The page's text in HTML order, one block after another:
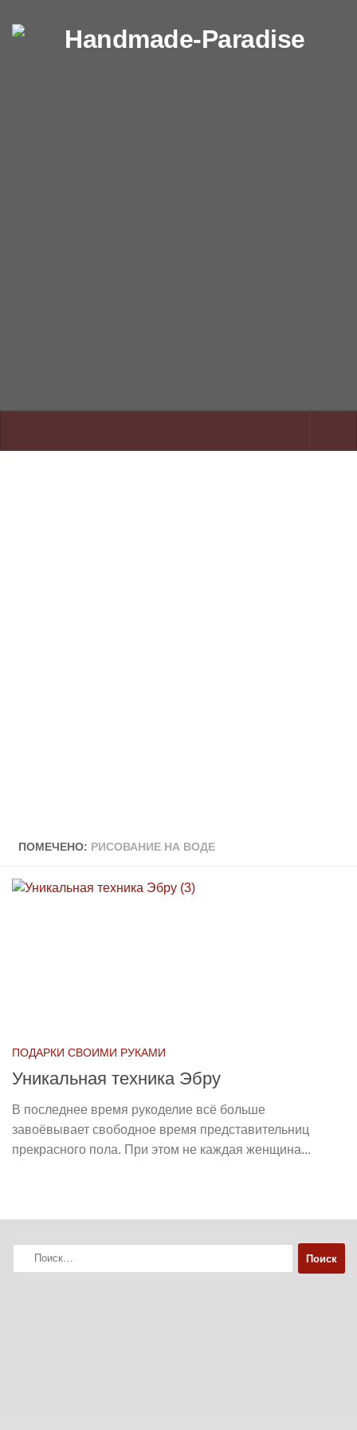
Перейти к содержимому
ПОМЕЧЕНО: РИСОВАНИЕ НА ВОДЕ
ПОДАРКИ СВОИМИ РУКАМИ
Уникальная техника Эбру
В последнее время рукоделие всё больше
завоёвывает свободное время представительниц
прекрасного пола. При этом не каждая женщина...
Найти: